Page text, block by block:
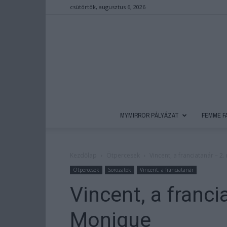
csütörtök, augusztus 6, 2026
MYMIRROR PÁLYÁZAT FEMME
Ötpercesek Sorozatok Vincent, a franciatanár
Vincent, a
Monique